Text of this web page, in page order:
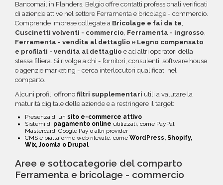
questa opzione.
Bancomail in Flanders, Belgio offre contatti professionali verificati
di aziende attive nel settore Ferramenta e bricolage - commercio.
Comprende imprese collegate a Bricolage e fai da te,
Cuscinetti volventi - commercio, Ferramenta - ingrosso,
Ferramenta - vendita al dettaglio e Legno compensato
e profilati - vendita al dettaglio e ad altri operatori della
stessa filiera. Si rivolge a chi - fornitori, consulenti, software house
o agenzie marketing - cerca interlocutori qualificati nel
comparto.
Alcuni profili offrono filtri supplementari utili a valutare la
maturità digitale delle aziende e a restringere il target:
Presenza di un sito e-commerce attivo
Sistemi di pagamento online utilizzati, come PayPal,
Mastercard, Google Pay o altri provider
CMS e piattaforme web rilevate, come WordPress, Shopify,
Wix, Joomla o Drupal
Aree e sottocategorie del comparto
Ferramenta e bricolage - commercio